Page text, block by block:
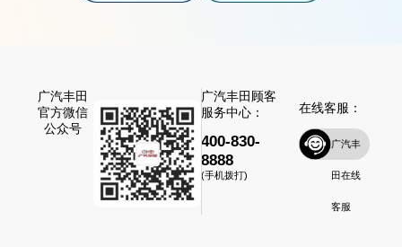
广汽丰田
官方微信
公众号
广汽丰田顾客
服务中心：
400-830-
8888
(手机拨打)
在线客服：
广汽丰
田在线
客服